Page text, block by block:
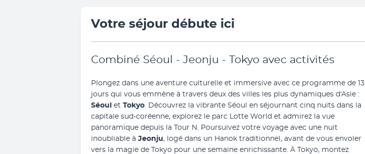
Votre séjour débute ici
Combiné Séoul - Jeonju - Tokyo avec activités
Plongez dans une aventure culturelle et immersive avec ce programme de 13
Séoul et Tokyo. Découvrez la vibrante Séoul en séjournant cinq nuits dans la
capitale sud-coréenne, explorez le parc Lotte World et admirez la vue
panoramique depuis la Tour N. Poursuivez votre voyage avec une nuit
inoubliable à Jeonju, logé dans un Hanok traditionnel, avant de vous envoler
vers la magie de Tokyo pour une semaine enrichissante. À Tokyo, montez